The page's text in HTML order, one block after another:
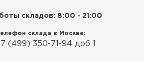
складов: 8:00 - 21:00
склада в Москве:
(499) 350-71-94 доб 1